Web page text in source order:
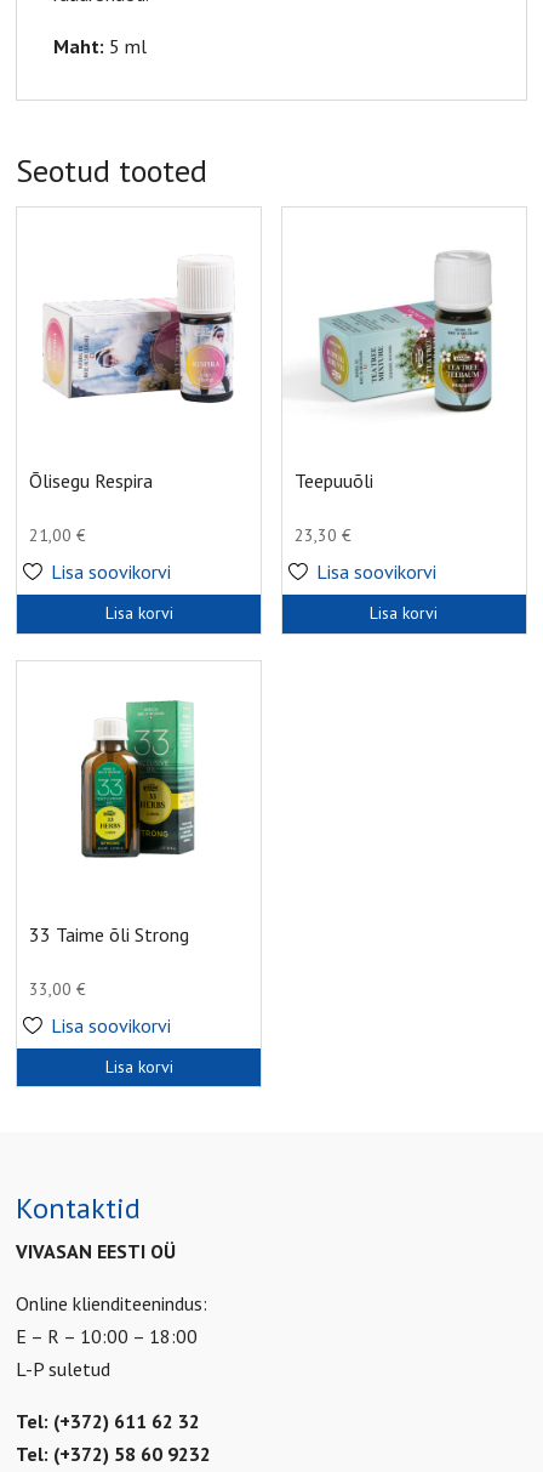
Maht: 5 ml
Seotud tooted
Õlisegu Respira
21,00€
Lisa soovikorvi
Lisa korvi
Teepuuõli
23,30€
Lisa soovikorvi
Lisa korvi
33 Taime õli Strong
33,00€
Lisa soovikorvi
Lisa korvi
Kontaktid
VIVASAN EESTI OÜ
Online klienditeenindus:
E – R – 10:00 – 18:00
L-P suletud
Tel: (+372) 611 62 32
Tel: (+372) 58 60 9232